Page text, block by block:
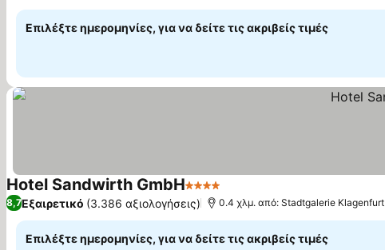
Επιλέξτε ημερομηνίες, για να δείτε τις ακριβείς τιμές
Hotel Sandwirth GmbH4 Αστέρια
8,7Εξαιρετικό (3.386 αξιολογήσεις) 0.4 χλμ. από: Stadtgalerie Klagenfurt
Επιλέξτε ημερομηνίες, για να δείτε τις ακριβείς τιμές